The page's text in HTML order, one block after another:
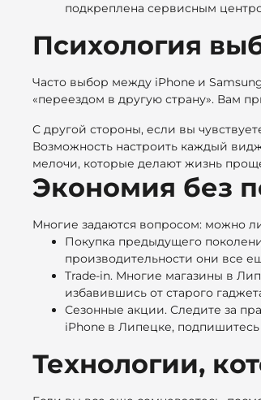
подкреплена сервисным
Психология
Часто выбор между iPhone и
«переездом в другую страну». Вам
С другой стороны, если вы
Возможность настроить каждый
мелочи, которые делают жизнь
Экономия без
Многие задаются вопросом: можно
Покупка предыдущего
производительности они все
Trade-in. Многие магазины в
избавившись от старого
Сезонные акции. Следите за
iPhone в Липецке, подпишитесь
Технологии,